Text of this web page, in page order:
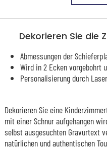
Dekorieren Sie die
Abmessungen der
Wird in 2 Ecken vorgebohrt
Personalisierung durch
Dekorieren Sie eine
mit einer Schnur aufgehangen
selbst ausgesuchten Gravurtext
natürlichen und authentischen